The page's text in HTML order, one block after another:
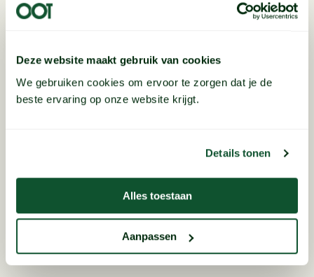
Deze website maakt gebruik van cookies
We gebruiken cookies om ervoor te zorgen dat je de
beste ervaring op onze website krijgt.
Details tonen
Alles toestaan
Aanpassen